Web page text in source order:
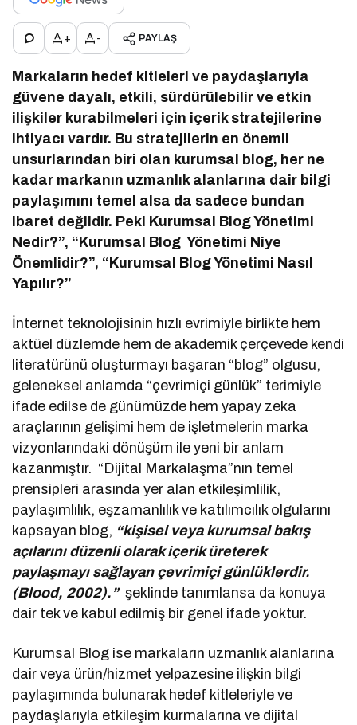
+ - PAYLAŞ
Markaların hedef kitleleri ve paydaşlarıyla
güvene dayalı, etkili, sürdürülebilir ve etkin
ilişkiler kurabilmeleri için içerik stratejilerine
ihtiyacı vardır. Bu stratejilerin en önemli
unsurlarından biri olan kurumsal blog, her ne
kadar markanın uzmanlık alanlarına dair bilgi
paylaşımını temel alsa da sadece bundan
ibaret değildir. Peki Kurumsal Blog Yönetimi
Nedir?”, “Kurumsal Blog Yönetimi Niye
Önemlidir?”, “Kurumsal Blog Yönetimi Nasıl
Yapılır?”
İnternet teknolojisinin hızlı evrimiyle birlikte hem
aktüel düzlemde hem de akademik çerçevede kendi
literatürünü oluşturmayı başaran “blog” olgusu,
geleneksel anlamda “çevrimiçi günlük” terimiyle
ifade edilse de günümüzde hem yapay zeka
araçlarının gelişimi hem de işletmelerin marka
vizyonlarındaki dönüşüm ile yeni bir anlam
kazanmıştır. “Dijital Markalaşma”nın temel
prensipleri arasında yer alan etkileşimlilik,
paylaşımlılık, eşzamanlılık ve katılımcılık olgularını
kapsayan blog, “kişisel veya kurumsal bakış
açılarını düzenli olarak içerik üreterek
paylaşmayı sağlayan çevrimiçi günlüklerdir.
(Blood, 2002).”şeklinde tanımlansa da konuya
dair tek ve kabul edilmiş bir genel ifade yoktur.
Kurumsal Blog ise markaların uzmanlık alanlarına
dair veya ürün/hizmet yelpazesine ilişkin bilgi
paylaşımında bulunarak hedef kitleleriyle ve
paydaşlarıyla etkileşim kurmalarına ve dijital